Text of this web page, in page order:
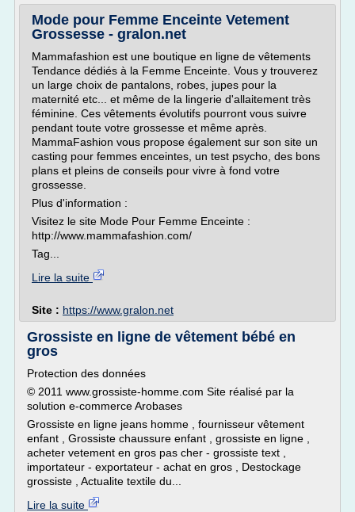
Mode pour Femme Enceinte Vetement
Grossesse - gralon.net
Mammafashion est une boutique en ligne de vêtements
Tendance dédiés à la Femme Enceinte. Vous y trouverez
un large choix de pantalons, robes, jupes pour la
maternité etc... et même de la lingerie d'allaitement très
féminine. Ces vêtements évolutifs pourront vous suivre
pendant toute votre grossesse et même après.
MammaFashion vous propose également sur son site un
casting pour femmes enceintes, un test psycho, des bons
plans et pleins de conseils pour vivre à fond votre
grossesse.
Plus d'information :
Visitez le site Mode Pour Femme Enceinte :
http://www.mammafashion.com/
Tag...
Lire la suite
Site : https://www.gralon.net
Grossiste en ligne de vêtement bébé en
gros
Protection des données
© 2011 www.grossiste-homme.com Site réalisé par la
solution e-commerce Arobases
Grossiste en ligne jeans homme , fournisseur vêtement
enfant , Grossiste chaussure enfant , grossiste en ligne ,
acheter vetement en gros pas cher - grossiste text ,
importateur - exportateur - achat en gros , Destockage
grossiste , Actualite textile du...
Lire la suite